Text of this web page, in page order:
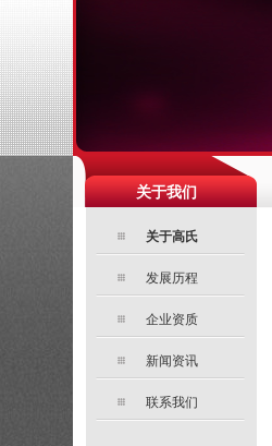
关于我们
关于高氏
发展历程
企业资质
新闻资讯
联系我们